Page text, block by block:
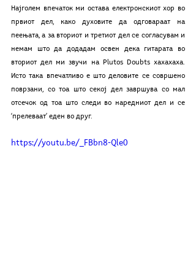
Најголем впечаток ми остава електронскиот хор во
првиот дел, како духовите да одговараат на
пеењата, а за вториот и третиот дел се согласувам и
немам што да додадам освен дека гитарата во
вториот дел ми звучи на Plutos Doubts хахахаха.
Исто така впечатливо е што деловите се совршено
поврзани, со тоа што секој дел завршува со мал
отсечок од тоа што следи во наредниот дел и се
‘прелеваат’ еден во друг.
https://youtu.be/_FBbn8-Qle0